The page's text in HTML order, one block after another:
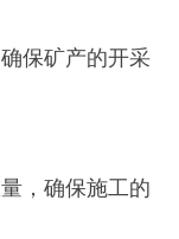
保矿产的开采
，确保施工的